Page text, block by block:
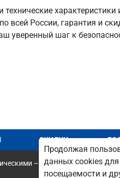
всей России, гарантия и
уверенный шаг к
СКИДКИ
– является опечаткой.
Продолжая
данных cookies для
посещаемости и